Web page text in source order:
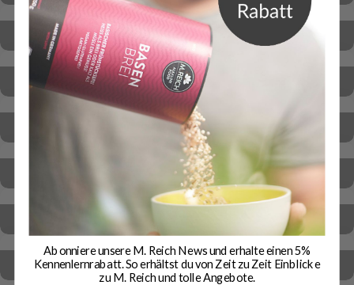
BasenKeimPorridge – basisches gekeimtes Porridge
BitterStoffSpray
Basisches Mandelmus selber machen
Baden im Sommer
Interview mit Thilo Vierheilig
Basische Ernährung im Februar
Abonniere unsere M. Reich News und erhalte einen 5%
Kennenlernrabatt. So erhältst du von Zeit zu Zeit Einblicke
zu M. Reich und tolle Angebote.